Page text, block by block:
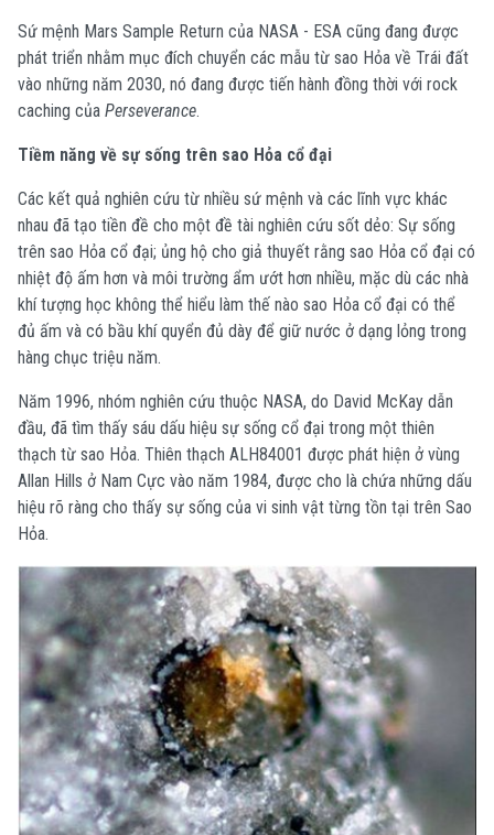
Sứ mệnh Mars Sample Return của NASA - ESA cũng đang được
phát triển nhằm mục đích chuyển các mẫu từ sao Hỏa về Trái đất
vào những năm 2030, nó đang được tiến hành đồng thời với rock
caching của Perseverance.
Tiềm năng về sự sống trên sao Hỏa cổ đại
Các kết quả nghiên cứu từ nhiều sứ mệnh và các lĩnh vực khác
nhau đã tạo tiền đề cho một đề tài nghiên cứu sốt dẻo: Sự sống
trên sao Hỏa cổ đại; ủng hộ cho giả thuyết rằng sao Hỏa cổ đại có
nhiệt độ ấm hơn và môi trường ẩm ướt hơn nhiều, mặc dù các nhà
khí tượng học không thể hiểu làm thế nào sao Hỏa cổ đại có thể
đủ ấm và có bầu khí quyển đủ dày để giữ nước ở dạng lỏng trong
hàng chục triệu năm.
Năm 1996, nhóm nghiên cứu thuộc NASA, do David McKay dẫn
đầu, đã tìm thấy sáu dấu hiệu sự sống cổ đại trong một thiên
thạch từ sao Hỏa. Thiên thạch ALH84001 được phát hiện ở vùng
Allan Hills ở Nam Cực vào năm 1984, được cho là chứa những dấu
hiệu rõ ràng cho thấy sự sống của vi sinh vật từng tồn tại trên Sao
Hỏa.